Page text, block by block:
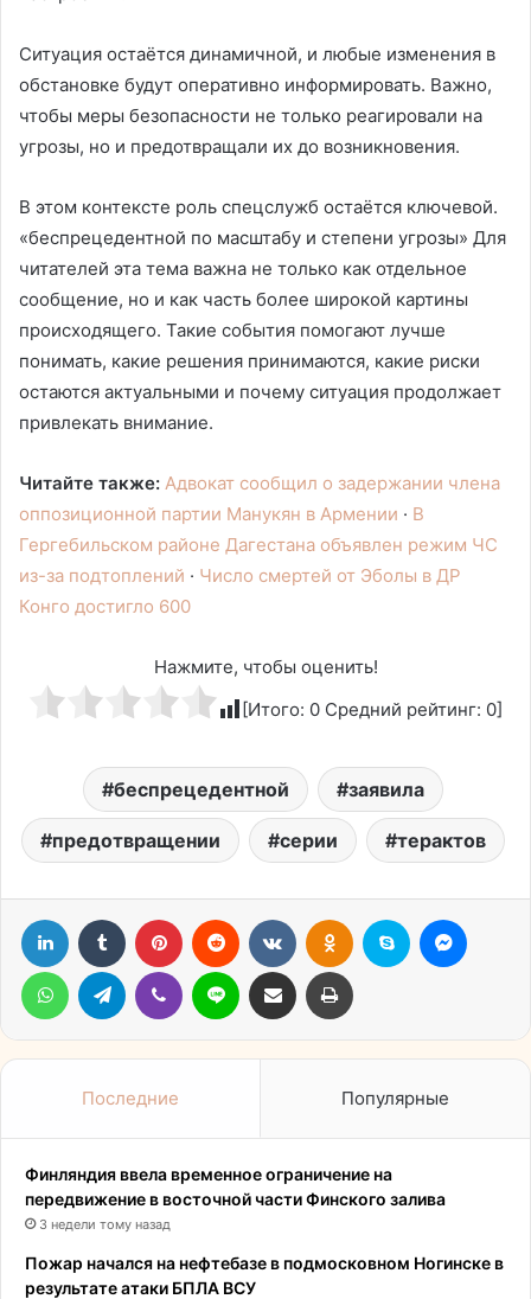
Ситуация остаётся динамичной, и любые изменения в
обстановке будут оперативно информировать. Важно,
чтобы меры безопасности не только реагировали на
угрозы, но и предотвращали их до возникновения.
В этом контексте роль спецслужб остаётся ключевой.
«беспрецедентной по масштабу и степени угрозы» Для
читателей эта тема важна не только как отдельное
сообщение, но и как часть более широкой картины
происходящего. Такие события помогают лучше
понимать, какие решения принимаются, какие риски
остаются актуальными и почему ситуация продолжает
привлекать внимание.
Читайте также: Адвокат сообщил о задержании члена
оппозиционной партии Манукян в Армении · В
Гергебильском районе Дагестана объявлен режим ЧС
из-за подтоплений · Число смертей от Эболы в ДР
Конго достигло 600
Нажмите, чтобы оценить!
[Итого: 0 Средний рейтинг: 0]
беспрецедентной заявила
предотвращении серии терактов
LinkedIn Tumblr Pinterest Reddit ВконтактеОдноклассники
Skype
WhatsAppTelegram Viber Line Поделиться через электронную почту Печатать
Последние Популярные
Финляндия ввела временное ограничение на
передвижение в восточной части Финского залива
3 недели тому назад
Пожар начался на нефтебазе в подмосковном Ногинске в
результате атаки БПЛА ВСУ